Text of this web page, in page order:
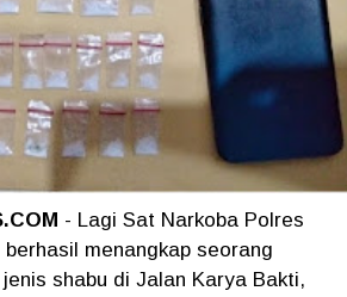
- Lagi Sat Narkoba Polres
menangkap seorang
shabu di Jalan Karya Bakti,